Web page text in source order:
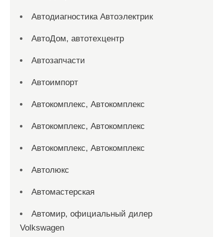
Автодиагностика Автоэлектрик
АвтоДом, автотехцентр
Автозапчасти
Автоимпорт
Автокомплекс, Автокомплекс
Автокомплекс, Автокомплекс
Автокомплекс, Автокомплекс
Автолюкс
Автомастерская
Автомир, официальный дилер
Volkswagen